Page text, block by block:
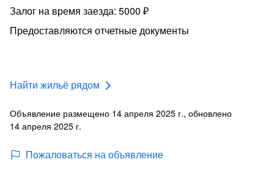
Залог на время заезда: 5000 ₽
Предоставляются отчетные документы
Найти жильё рядом
Объявление размещено 14 апреля 2025 г., обновлено
14 апреля 2025 г.
Пожаловаться на объявление